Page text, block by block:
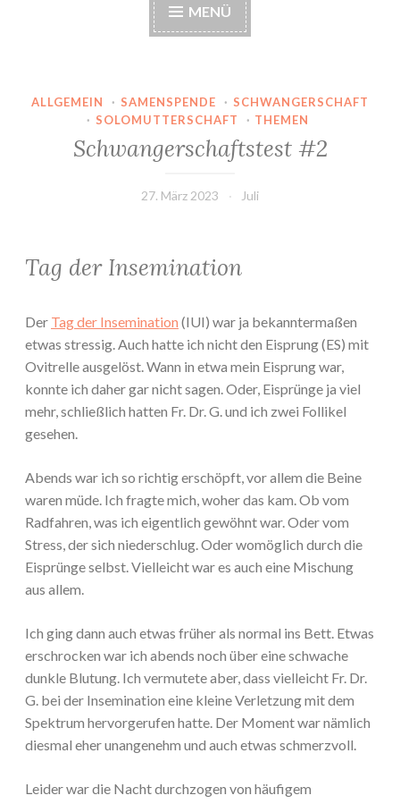
MENÜ
ALLGEMEIN · SAMENSPENDE · SCHWANGERSCHAFT
· SOLOMUTTERSCHAFT · THEMEN
Schwangerschaftstest #2
27. März 2023 Juli
Tag der Insemination
Der Tag der Insemination (IUI) war ja bekanntermaßen
etwas stressig. Auch hatte ich nicht den Eisprung (ES) mit
Ovitrelle ausgelöst. Wann in etwa mein Eisprung war,
konnte ich daher gar nicht sagen. Oder, Eisprünge ja viel
mehr, schließlich hatten Fr. Dr. G. und ich zwei Follikel
gesehen.
Abends war ich so richtig erschöpft, vor allem die Beine
waren müde. Ich fragte mich, woher das kam. Ob vom
Radfahren, was ich eigentlich gewöhnt war. Oder vom
Stress, der sich niederschlug. Oder womöglich durch die
Eisprünge selbst. Vielleicht war es auch eine Mischung
aus allem.
Ich ging dann auch etwas früher als normal ins Bett. Etwas
erschrocken war ich abends noch über eine schwache
dunkle Blutung. Ich vermutete aber, dass vielleicht Fr. Dr.
G. bei der Insemination eine kleine Verletzung mit dem
Spektrum hervorgerufen hatte. Der Moment war nämlich
diesmal eher unangenehm und auch etwas schmerzvoll.
Leider war die Nacht durchzogen von häufigem